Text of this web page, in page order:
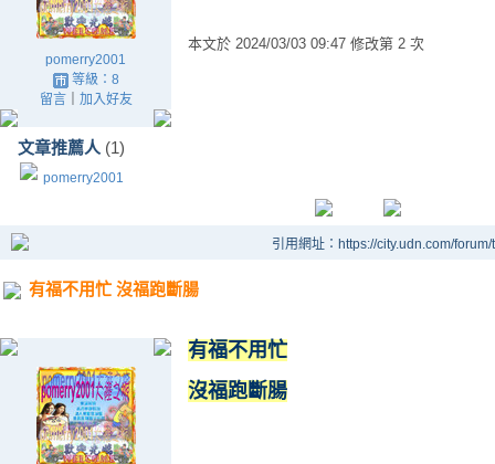
pomerry2001
等級：8
留言｜ 加入好友
文章推薦人 (1)
pomerry2001
本文於 2024/03/03 09:47 修改第 2 次
引用網址：https://city.udn.com/
有福不用忙 沒福跑斷腸
有福不用忙
沒福跑斷腸